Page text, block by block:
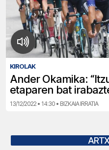
KIROLAK
Ander Okamika:
etaparen bat
13/12/2022 • 14:30 • BIZKAIA IRRATIA